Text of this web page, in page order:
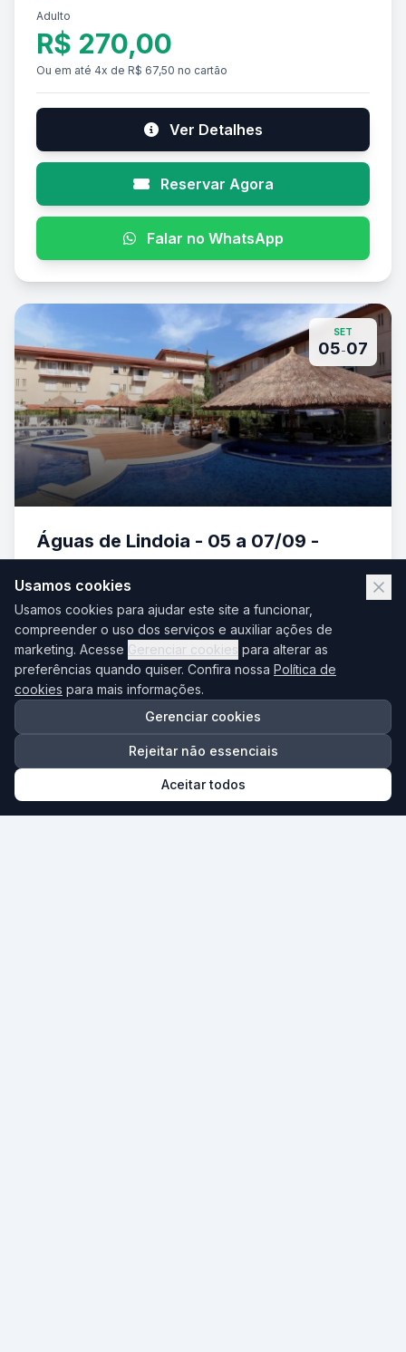
Adulto
R$ 270,00
Ou em até 4x de R$ 67,50 no cartão
Ver Detalhes
Reservar Agora
Falar no WhatsApp
SET
05-07
Águas de Lindoia - 05 a 07/09 -
Feriado
05/09 a 07/09/2026
Brasil
A partir de
R$ 1.766,00
Ver Detalhes
Usamos cookies
Usamos cookies para ajudar este site a funcionar,
compreender o uso dos serviços e auxiliar ações de
marketing. Acesse Gerenciar cookies para alterar as
preferências quando quiser. Confira nossa Política de
cookies para mais informações.
Gerenciar cookies
Rejeitar não essenciais
Aceitar todos